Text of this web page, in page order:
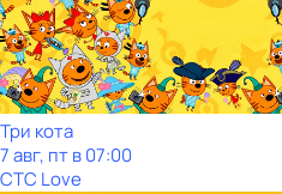
Три кота
7 авг, пт в 07:00
СТС Love